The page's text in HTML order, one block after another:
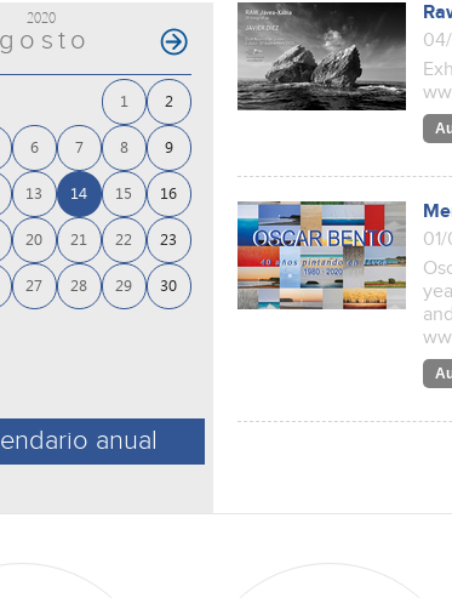
2020
1 2
6 7 8 9
13 14 15 16
20 21 22 23
27 28 29 30
anual